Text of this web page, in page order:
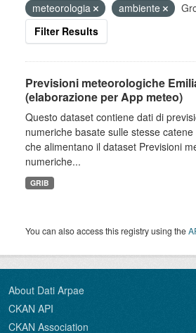
meteorologia
ambiente
Filter Results
Previsioni meteorologiche
(elaborazione per App meteo)
Questo dataset contiene dati di
numeriche basate sulle stesse
che alimentano il dataset Previsioni
numeriche...
GRIB
You can also access this registry using the
About Dati Arpae
CKAN API
CKAN Association